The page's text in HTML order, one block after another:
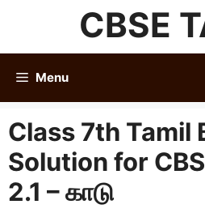
content
CBSE
Menu
Class 7th Tamil
Solution for
2.1 – காடு